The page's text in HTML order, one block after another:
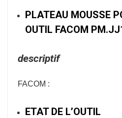
PLATEAU MOUSSE
OUTIL FACOM
descriptif
FACOM :
ETAT DE L’OUTIL